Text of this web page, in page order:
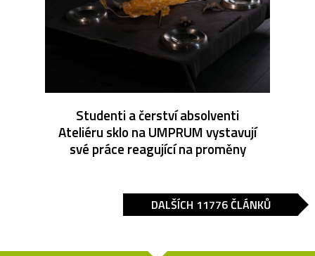
Studenti a čerství absolventi
Ateliéru sklo na UMPRUM vystavují
své práce reagující na proměny
DALŠÍCH 11776 ČLÁNKŮ